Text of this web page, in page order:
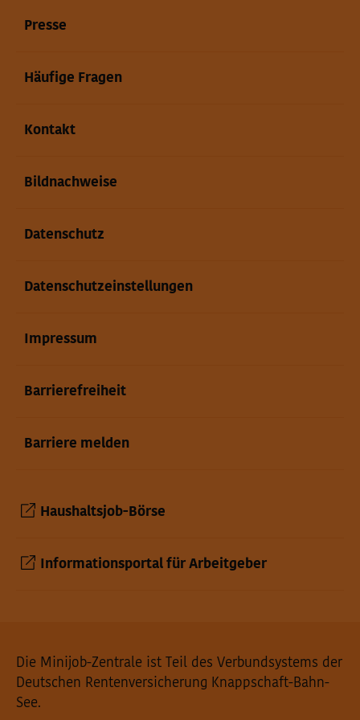
Presse
Häufige Fragen
Kontakt
Bildnachweise
Datenschutz
Datenschutzeinstellungen
Impressum
Barrierefreiheit
Barriere melden
Haushaltsjob-Börse
Informationsportal für Arbeitgeber
Seiteninformationen
Die Minijob-Zentrale ist Teil des Verbundsystems der
Deutschen Rentenversicherung Knappschaft-Bahn-
See.